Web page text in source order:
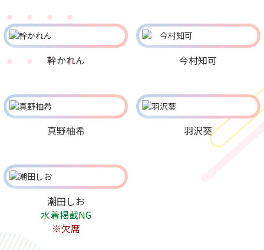
幹かれん 今村知可
真野柚希 羽沢葵
潮田しお
水着掲載NG
※欠席